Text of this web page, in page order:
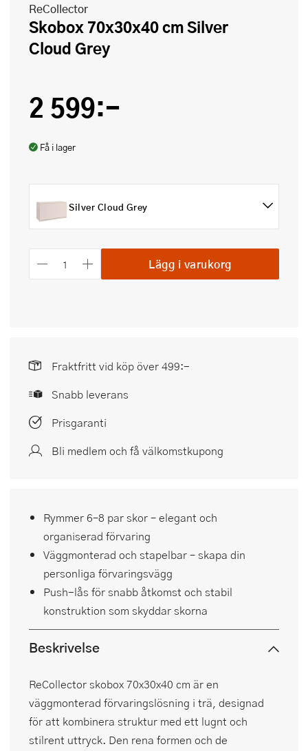
ReCollector
Skobox 70x30x40 cm Silver
Cloud Grey
2 599:-
Få i lager
Silver Cloud Grey
Lägg i varukorg
Fraktfritt vid köp över 499:-
Snabb leverans
Prisgaranti
Bli medlem och få välkomstkupong
Rymmer 6–8 par skor – elegant och
organiserad förvaring
Väggmonterad och stapelbar – skapa din
personliga förvaringsvägg
Push-lås för snabb åtkomst och stabil
konstruktion som skyddar skorna
Beskrivelse
ReCollector skobox 70x30x40 cm är en
väggmonterad förvaringslösning i trä, designad
för att kombinera struktur med ett lugnt och
stilrent uttryck. Den rena formen och de